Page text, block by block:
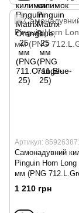
Артикул:
Самонадувний
Pinguin Horn
мм (PNG
1 210 грн